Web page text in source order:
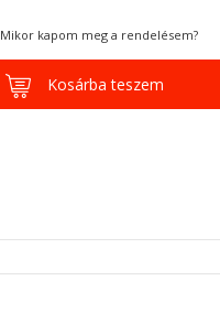
Mikor kapom meg a rendelésem?
Kosárba teszem